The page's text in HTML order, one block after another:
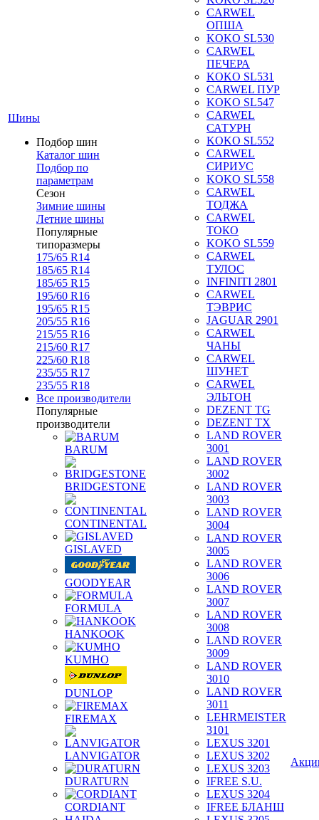
Шины
Подбор шин
Каталог шин
Подбор по
параметрам
Сезон
Зимние шины
Летние шины
Популярные
типоразмеры
175/65 R14
185/65 R14
185/65 R15
195/60 R16
195/65 R15
205/55 R16
215/55 R16
215/60 R17
225/60 R18
235/55 R17
235/55 R18
Все производители
Популярные
производители
BARUM
BRIDGESTONE
CONTINENTAL
GISLAVED
GOODYEAR
FORMULA
HANKOOK
KUMHO
DUNLOP
FIREMAX
LANVIGATOR
DURATURN
CORDIANT
CARWEL
ОПША
KOKO SL530
CARWEL
ПЕЧЕРА
KOKO SL531
CARWEL ПУР
KOKO SL547
CARWEL
САТУРН
KOKO SL552
CARWEL
СИРИУС
KOKO SL558
CARWEL
ТОДЖА
CARWEL
ТОКО
KOKO SL559
CARWEL
ТУЛОС
INFINITI 2801
CARWEL
ТЭВРИС
JAGUAR 2901
CARWEL
ЧАНЫ
CARWEL
ШУНЕТ
CARWEL
ЭЛЬТОН
DEZENT TG
DEZENT TX
LAND ROVER
3001
LAND ROVER
3002
LAND ROVER
3003
LAND ROVER
3004
LAND ROVER
3005
LAND ROVER
3006
LAND ROVER
3007
LAND ROVER
3008
LAND ROVER
3009
LAND ROVER
3010
LAND ROVER
3011
LEHRMEISTER
3101
LEXUS 3201
LEXUS 3202
LEXUS 3203
IFREE S.U.
LEXUS 3204
IFREE БЛАНШ